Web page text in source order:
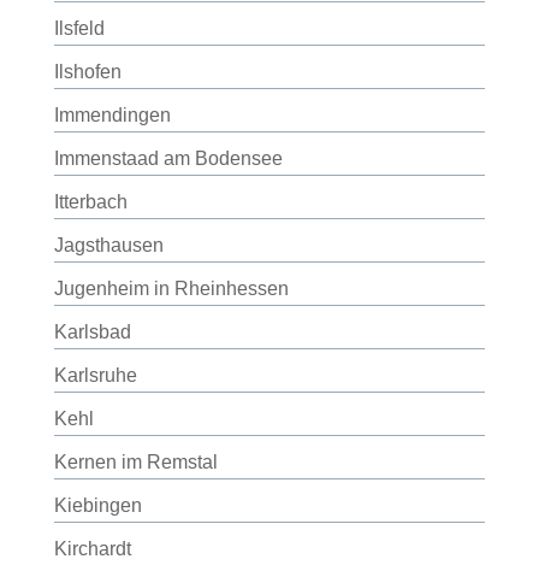
Ilsfeld
Ilshofen
Immendingen
Immenstaad am Bodensee
Itterbach
Jagsthausen
Jugenheim in Rheinhessen
Karlsbad
Karlsruhe
Kehl
Kernen im Remstal
Kiebingen
Kirchardt